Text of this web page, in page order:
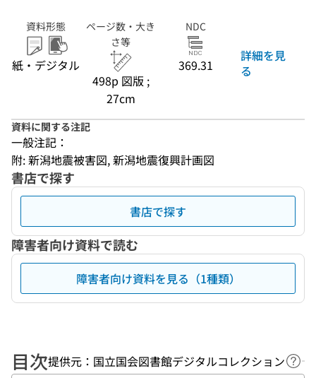
資料形態
紙・デジタル
ページ数・大き
さ等
498p 図版 ;
27cm
NDC
369.31
詳細を見
る
資料に関する注記
一般注記：
附: 新潟地震被害図, 新潟地震復興計画図
書店で探す
書店で探す
障害者向け資料で読む
障害者向け資料を見る（1種類）
目次提供元：国立国会図書館デジタルコレクション ヘ